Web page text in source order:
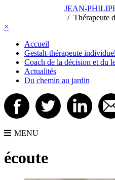
JEAN-
// Thérapeute
×
Accueil
Gestalt-thérapeute
Coach de la décision et du
Actualités
Du chemin au jardin
MENU
écoute